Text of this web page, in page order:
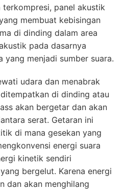
panel akustik
membuat kebisingan
di dinding dalam area
pada dasarnya
yang menjadi sumber suara.
udara dan menabrak
di dinding atau
akan bergetar dan akan
serat. Getaran ini
di mana gesekan yang
energi suara
kinetik sendiri
bergelut. Karena energi
dan akan menghilang